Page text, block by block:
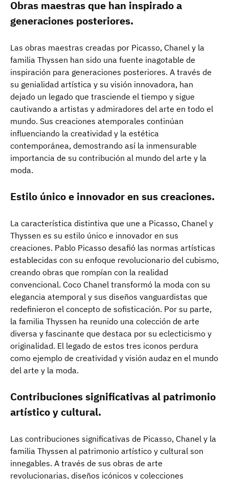
Obras maestras que han inspirado a
generaciones posteriores.
Las obras maestras creadas por Picasso, Chanel y la
familia Thyssen han sido una fuente inagotable de
inspiración para generaciones posteriores. A través de
su genialidad artística y su visión innovadora, han
dejado un legado que trasciende el tiempo y sigue
cautivando a artistas y admiradores del arte en todo el
mundo. Sus creaciones atemporales continúan
influenciando la creatividad y la estética
contemporánea, demostrando así la inmensurable
importancia de su contribución al mundo del arte y la
moda.
Estilo único e innovador en sus creaciones.
La característica distintiva que une a Picasso, Chanel y
Thyssen es su estilo único e innovador en sus
creaciones. Pablo Picasso desafió las normas artísticas
establecidas con su enfoque revolucionario del cubismo,
creando obras que rompían con la realidad
convencional. Coco Chanel transformó la moda con su
elegancia atemporal y sus diseños vanguardistas que
redefinieron el concepto de sofisticación. Por su parte,
la familia Thyssen ha reunido una colección de arte
diversa y fascinante que destaca por su eclecticismo y
originalidad. El legado de estos tres iconos perdura
como ejemplo de creatividad y visión audaz en el mundo
del arte y la moda.
Contribuciones significativas al patrimonio
artístico y cultural.
Las contribuciones significativas de Picasso, Chanel y la
familia Thyssen al patrimonio artístico y cultural son
innegables. A través de sus obras de arte
revolucionarias, diseños icónicos y colecciones